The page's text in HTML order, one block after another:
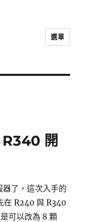
選單
開
了，這次入手的
在 R240 與 R340
可以改為 8 顆